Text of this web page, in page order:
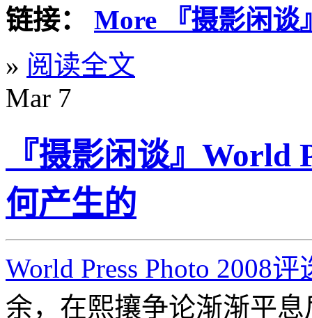
链接： More 『摄影闲谈
» 阅读全文
Mar 7
『摄影闲谈』World
何产生的
World Press Photo 2008
余，在熙攘争论渐渐平